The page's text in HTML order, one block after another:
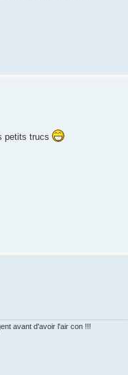
petits trucs
avant d'avoir l'air con !!!